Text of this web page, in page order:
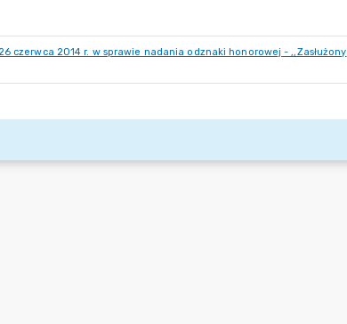
czerwca 2014 r. w sprawie nadania odznaki honorowej - ,,Zasłużony